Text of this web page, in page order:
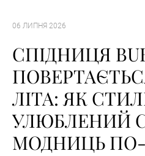
06 ЛИПНЯ 2026
СПІДНИЦЯ
ЛІТА: ЯК
УЛЮБЛЕНИЙ
МОДНИЦЬ